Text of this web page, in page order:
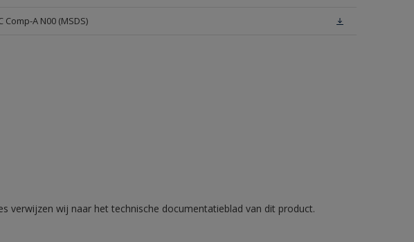
A N00 (MSDS)
verwijzen wij naar het technische documentatieblad van dit product.